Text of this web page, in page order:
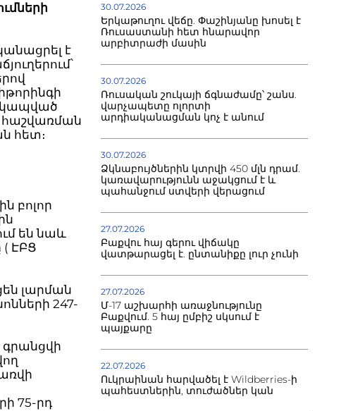
է
կապված
հաշվառման
հետ։
բոլոր
են նաև
( ԷԲՑ
լարման
247-
75-րդ
30.07.2026
Երկաթուղու վեճը. Փաշինյանը խոսել է
Ռուսաստանի հետ հնարավոր
արբիտրաժի մասին
30.07.2026
Ռուսական շուկայի ճգնաժամը՝ շանս.
վարչապետը ոլորտի
արդիականացման կոչ է անում
30.07.2026
Ձկնաբույծներին կտրվի 450 մլն դրամ.
կառավարությունն աջակցում է և
պահանջում ստվերի վերացում
27.07.2026
Բաքվու հայ գերու վիճակը
վատթարացել է. ընտանիքը լուր չունի
27.07.2026
Մ-17 աշխարհի առաջնությունը
Բաքվում. 5 հայ ըմբիշ սկսում է
պայքարը
22.07.2026
Ուկրաինան հարվածել է Wildberries-ի
պահեստներին, տուժածներ կան